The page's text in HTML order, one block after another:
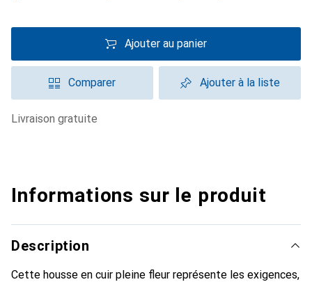
Ajouter au panier
Comparer Ajouter à la liste
livraison gratuite
Informations sur le produit
Description
Cette housse en cuir pleine fleur représente les exigences,